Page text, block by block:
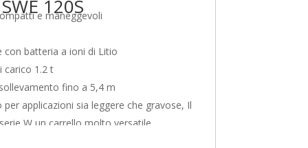
120S
e maneggevoli
con batteria a ioni di Litio
carico 1.2 t
fino a 5,4 m
applicazioni sia leggere che gravose, Il
W un carrello molto versatile